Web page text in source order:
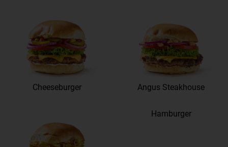
Cheeseburger Angus Steakhouse
Hamburger